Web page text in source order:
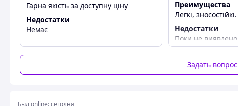
45- 29,5 см
Гарна якість за доступну ціну
Недостатки
Немає
Преимущества
Легкі, зносостійкі.
Недостатки
Поки не виявлено.
Задать вопрос
Был online:сегодня